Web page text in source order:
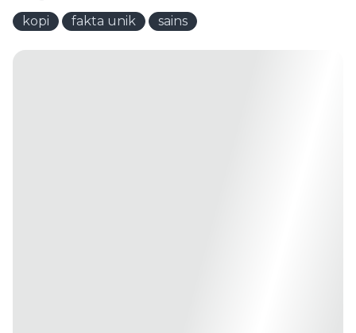
kopi fakta unik sains